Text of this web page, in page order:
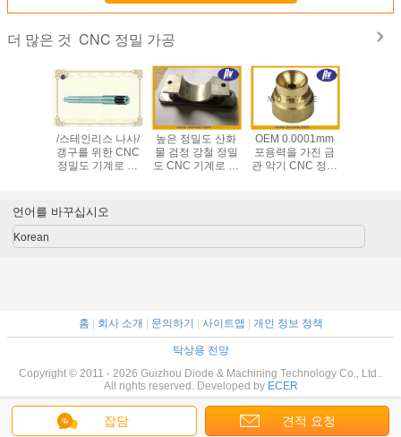
더 많은 것 CNC 정밀 가공
/스테인리스 나사/
갱구를 위한 CNC
정밀도 기계로 가
망합니다
높은 정밀도 산화
물 검정 강철 정밀
도 CNC 기계로 가
OEM 0.0001mm
포용력을 가진 금
관 악기 CNC 정밀
잡담 견적 요청
언어를 바꾸십시오
Korean
홈 | 회사 소개 | 문의하기 | 사이트맵 | 개인 정보 정책
탁상용 전망
Copyright © 2011 - 2026 Guizhou Diode & Machining Technology Co., Ltd..
All rights reserved. Developed by ECER